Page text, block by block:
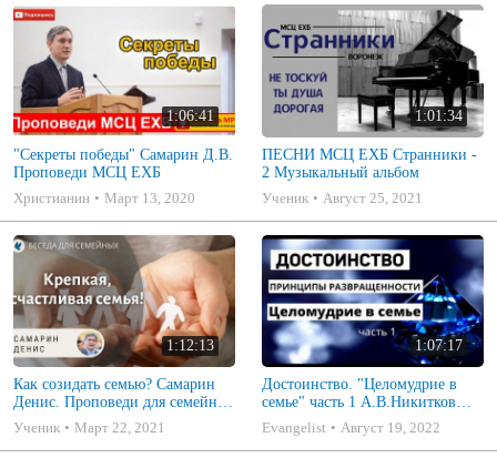
1:06:41
"Секреты победы" Самарин Д.В.
Проповеди МСЦ ЕХБ
Христианин
Март 13, 2020
1:01:34
ПЕСНИ МСЦ ЕХБ Странники -
2 Музыкальный альбом
Ученик
Август 25, 2021
1:12:13
Как созидать семью? Самарин
Денис. Проповеди для семейных
МСЦ ЕХБ
Ученик Март 22, 2021
1:07:17
Достоинство. "Целомудрие в
семье" часть 1 А.В.Никитков
Беседа для семейных МСЦ ЕХБ
Evangelist Август 19, 2022